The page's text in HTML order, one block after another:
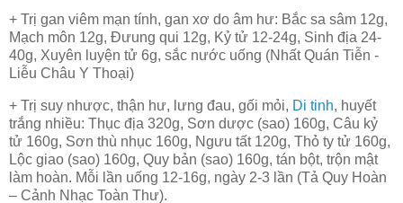
+ Trị gan viêm mạn tính, gan xơ do âm hư: Bắc sa sâm 12g,
Mạch môn 12g, Đưung qui 12g, Kỷ tử 12-24g, Sinh địa 24-
40g, Xuyên luyện tử 6g, sắc nước uống (Nhất Quán Tiễn -
Liễu Châu Y Thoại)
+ Trị suy nhược, thận hư, lưng đau, gối mỏi, Di tinh, huyết
trắng nhiều: Thục địa 320g, Sơn dược (sao) 160g, Câu kỷ
tử 160g, Sơn thù nhục 160g, Ngưu tất 120g, Thỏ ty tử 160g,
Lộc giao (sao) 160g, Quy bản (sao) 160g, tán bột, trộn mật
làm hoàn. Mỗi lần uống 12-16g, ngày 2-3 lần (Tả Quy Hoàn
– Cảnh Nhạc Toàn Thư).